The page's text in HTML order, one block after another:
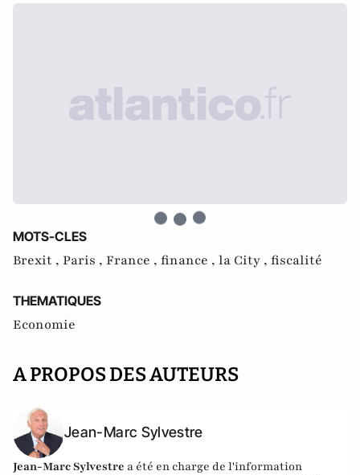
MOTS-CLES
Brexit , Paris , France , finance , la City , fiscalité
THEMATIQUES
Economie
A PROPOS DES AUTEURS
Jean-Marc Sylvestre
Jean-Marc Sylvestre a été en charge de l'information